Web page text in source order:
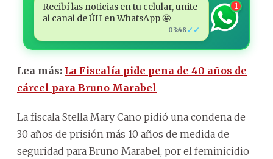
Recibí las noticias en tu celular, unite
al canal de ÚH en WhatsApp 🤩
03:48✓✓
1
Lea más: La Fiscalía pide pena de 40 años de
cárcel para Bruno Marabel
La fiscala Stella Mary Cano pidió una condena de
30 años de prisión más 10 años de medida de
seguridad para Bruno Marabel, por el feminicidio